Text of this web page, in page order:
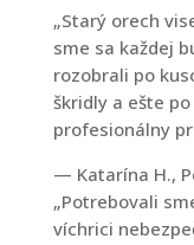
„Starý orech
sme sa každej
rozobrali po
škridly a ešte
profesionálny
— Katarína H.,
„Potrebovali
víchrici